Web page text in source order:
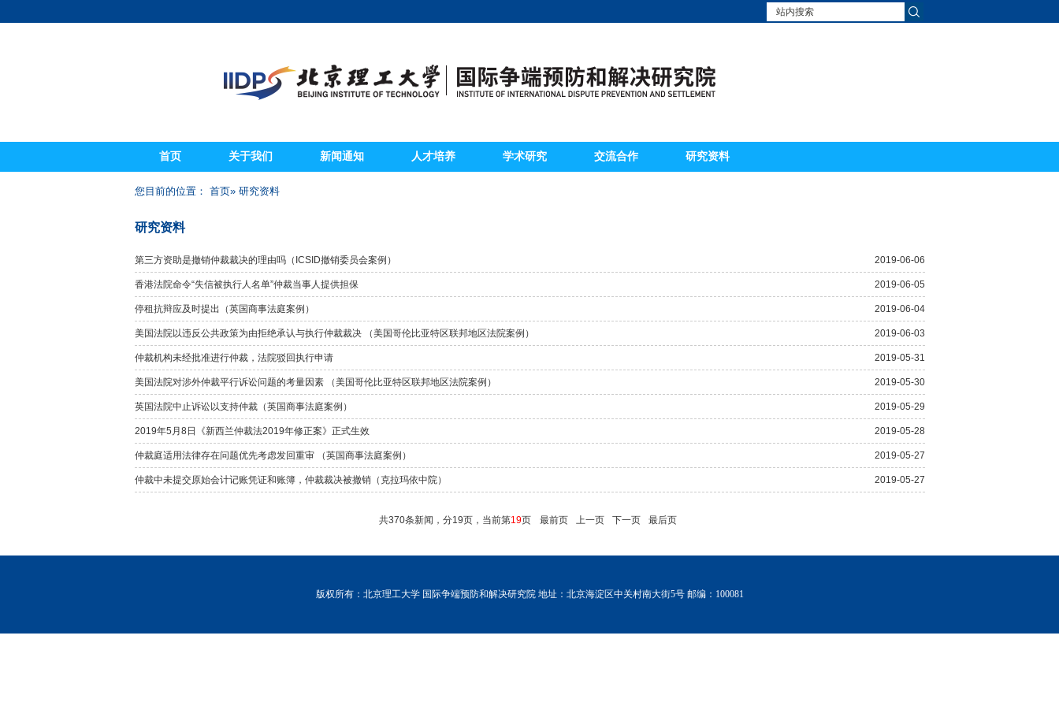
首页 关于我们 新闻通知 人才培养 学术研究 交流合作 研究资料
您目前的位置： 首页» 研究资料
研究资料
2019-06-06
第三方资助是撤销仲裁裁决的理由吗（ICSID撤销委员会案例）
2019-06-05
香港法院命令“失信被执行人名单”仲裁当事人提供担保
2019-06-04
停租抗辩应及时提出（英国商事法庭案例）
2019-06-03
美国法院以违反公共政策为由拒绝承认与执行仲裁裁决 （美国哥伦比亚特区联邦地区法院案例）
2019-05-31
仲裁机构未经批准进行仲裁，法院驳回执行申请
2019-05-30
美国法院对涉外仲裁平行诉讼问题的考量因素 （美国哥伦比亚特区联邦地区法院案例）
2019-05-29
英国法院中止诉讼以支持仲裁（英国商事法庭案例）
2019-05-28
2019年5月8日《新西兰仲裁法2019年修正案》正式生效
2019-05-27
仲裁庭适用法律存在问题优先考虑发回重审 （英国商事法庭案例）
2019-05-27
仲裁中未提交原始会计记账凭证和账簿，仲裁裁决被撤销（克拉玛依中院）
共370条新闻，分19页，当前第19页 最前页 上一页 下一页 最后页
版权所有：北京理工大学 国际争端预防和解决研究院 地址：北京海淀区中关村南大街5号 邮编：100081